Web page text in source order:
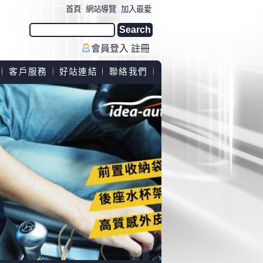
會員登入 註冊
首頁 網站導覽 加入最愛
客戶服務 好站連結 聯絡我們